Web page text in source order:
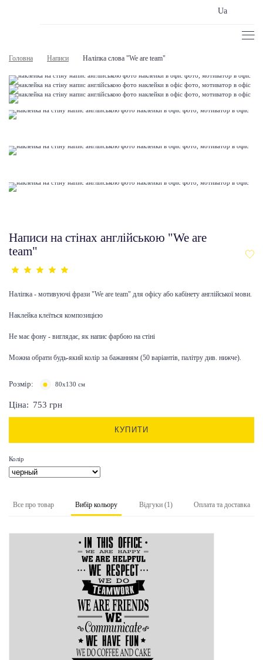
Ua
Головна Написи Наліпка слова "We are team"
Написи на стінах англійською "We are
team"
Наліпка - мотивуючі фрази "We are team" для офісу або кабінету англійської мови.
Наклейка клеїться композицією
Не має фону - виглядає, як напис фарбою на стіні
Можна обрати будь-який колір за бажанням (50 варіантів, палітру див. нижче).
Розмір: 80х130 см
Ціна: 753 грн
КУПИТИ
Колір
Все про товар Вибір кольору Відгуки (1) Оплата та доставка